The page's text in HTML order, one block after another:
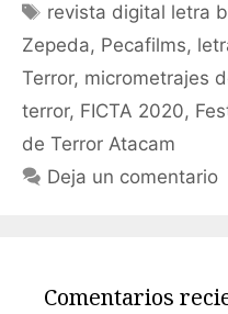
revista digital letra
Zepeda, Pecafilms,
Terror, micrometrajes
terror, FICTA 2020,
de Terror Atacam
Deja un comentario
Comentarios